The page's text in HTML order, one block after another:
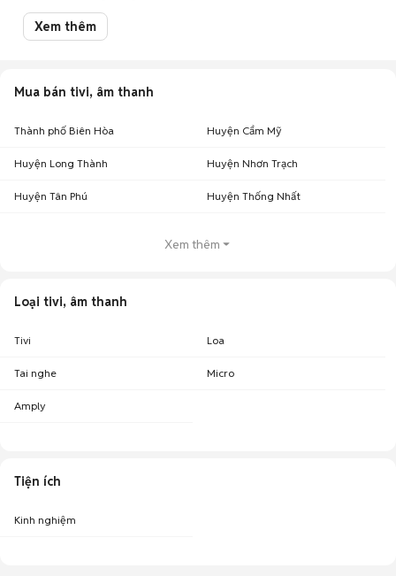
Xem thêm
Mua bán tivi, âm thanh
Thành phố Biên Hòa Huyện Cẩm Mỹ
Huyện Long Thành Huyện Nhơn Trạch
Huyện Tân Phú Huyện Thống Nhất
Xem thêm
Loại tivi, âm thanh
Tivi Loa
Tai nghe Micro
Amply
Tiện ích
Kinh nghiệm